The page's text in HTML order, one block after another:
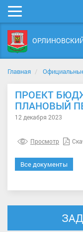
Мобильное
меню
Главная
ПРОЕКТ
ПЛАНОВЫЙ
12 декабря 2023
Просмотр
Все документы